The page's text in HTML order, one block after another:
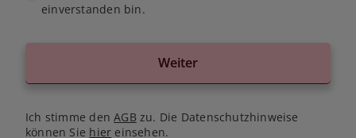
einverstanden bin.
Weiter
Ich stimme denAGB zu. Die Datenschutzhinweise
können Sie hier einsehen.